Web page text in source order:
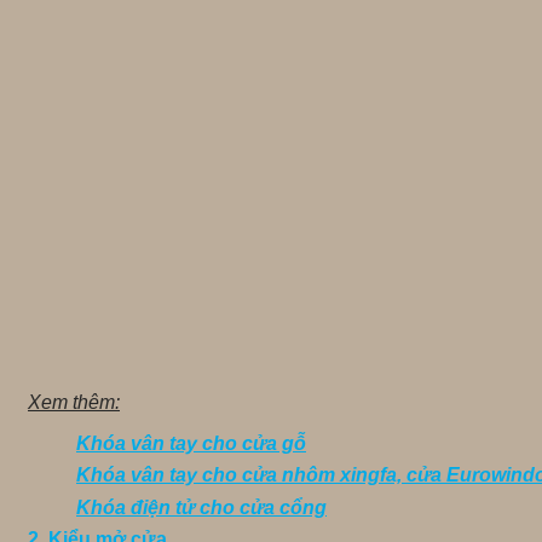
Xem thêm:
Khóa vân tay cho cửa gỗ
Khóa vân tay cho cửa nhôm xingfa, cửa
Khóa điện tử cho cửa cổng